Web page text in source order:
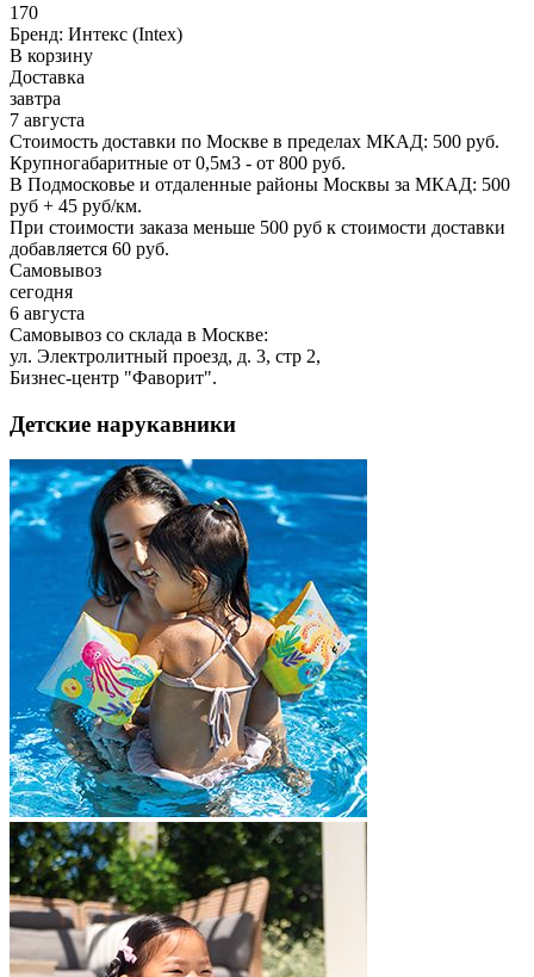
170
Бренд: Интекс (Intex)
В корзину
Доставка
завтра
7 августа
Стоимость доставки по Москве в пределах МКАД: 500 руб.
Крупногабаритные от 0,5м3 - от 800 руб.
В Подмосковье и отдаленные районы Москвы за МКАД: 500
руб + 45 руб/км.
При стоимости заказа меньше 500 руб к стоимости доставки
добавляется 60 руб.
Самовывоз
сегодня
6 августа
Самовывоз со склада в Москве:
ул. Электролитный проезд, д. 3, стр 2,
Бизнес-центр "Фаворит".
Детские нарукавники